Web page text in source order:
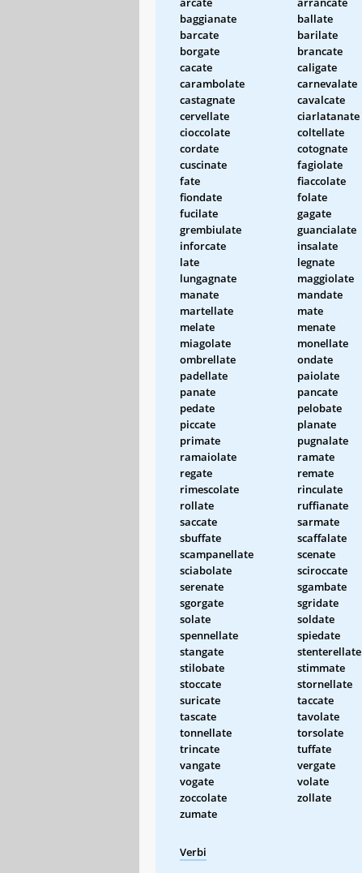
baggianate
ballate
barcate
barilate
borgate
brancate
cacate
caligate
carambolate
carnevalate
castagnate
cavalcate
cervellate
ciarlatanate
cioccolate
coltellate
cordate
cotognate
cuscinate
fagiolate
fate
fiaccolate
fiondate
folate
fucilate
gagate
grembiulate
guancialate
inforcate
insalate
late
legnate
lungagnate
maggiolate
manate
mandate
martellate
mate
melate
menate
miagolate
monellate
ombrellate
ondate
padellate
paiolate
panate
pancate
pedate
pelobate
piccate
planate
primate
pugnalate
ramaiolate
ramate
regate
remate
rimescolate
rinculate
rollate
ruffianate
saccate
sarmate
sbuffate
scaffalate
scampanellate
scenate
sciabolate
sciroccate
serenate
sgambate
sgorgate
sgridate
solate
soldate
spennellate
spiedate
stangate
stenterellate
stilobate
stimmate
stoccate
stornellate
suricate
taccate
tascate
tavolate
tonnellate
torsolate
trincate
tuffate
vangate
vergate
vogate
volate
zoccolate
zollate
zumate
Verbi